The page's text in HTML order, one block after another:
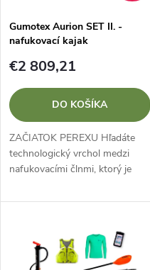
e
p
r
o
d
s
p
r
o
d
u
Gumotex Aurion SET II. -
nafukovací kajak
€2 809,21
DO KOŠÍKA
ZAČIATOK PEREXU Hľadáte
technologický vrchol medzi
nafukovacími člnmi, ktorý je
Zľava SET II. s loďou GUMOTEX